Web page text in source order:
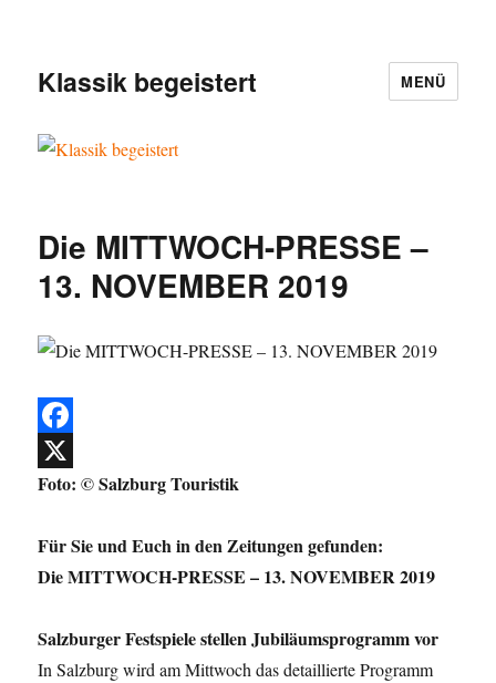
Klassik begeistert MENÜ
Die MITTWOCH-PRESSE –
13. NOVEMBER 2019
F
a
e
o
o
X
Foto: © Salzburg Touristik
Für Sie und Euch in den Zeitungen gefunden:
Die MITTWOCH-PRESSE – 13. NOVEMBER 2019
Salzburger Festspiele stellen Jubiläumsprogramm vor
In Salzburg wird am Mittwoch das detaillierte Programm